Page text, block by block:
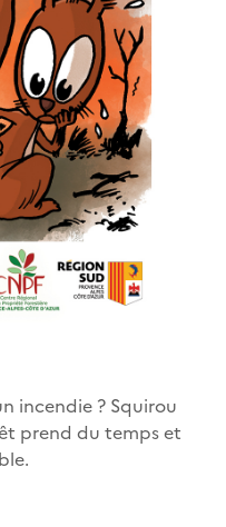
incendie ? Squirou
prend du temps et